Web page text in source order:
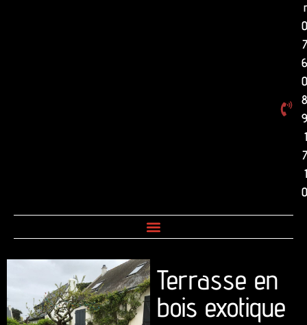
0
7
6
0
8
9
1
7
1
0
Terrasse en
bois exotique